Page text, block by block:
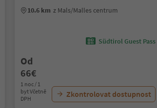
10.6 km z Mals/Malles centrum
Südtirol Guest Pass
Od
66€
1 noc / 1
byt Včetně
DPH
Zkontrolovat dostupnost